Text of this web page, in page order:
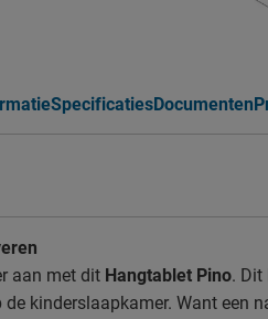
SpecificatiesDocumenten
aan met dit Hangtablet Pino. Dit
kinderslaapkamer. Want een